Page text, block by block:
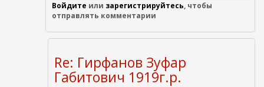
Войдите или зарегистрируйтесь, чтобы
отправлять комментарии
Re: Гирфанов Зуфар
Габитович 1919г.р.